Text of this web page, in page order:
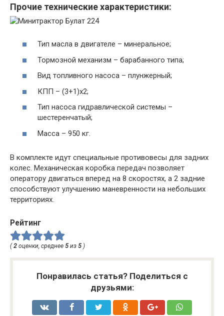
Прочие технические характеристики:
Тип масла в двигателе – минеральное;
Тормозной механизм – барабанного типа;
Вид топливного насоса – плунжерный;
КПП – (3+1)х2;
Тип насоса гидравлической системы –
шестеренчатый;
Масса – 950 кг.
В комплекте идут специальные противовесы для задних
колес. Механическая коробка передач позволяет
оператору двигаться вперед на 8 скоростях, а 2 задние
способствуют улучшению маневренности на небольших
территориях.
Рейтинг
( 2 оценки, среднее 5 из 5 )
Понравилась статья? Поделиться с
друзьями: